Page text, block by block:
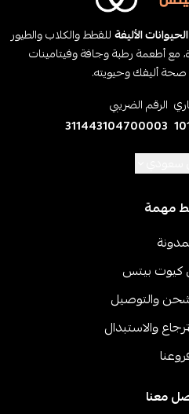
الأليفةللقطط والكلاب والطيور
مع أطعمة رطبة وجافة وفيتامينات
أليفك وحيويته.
الرقم الضريبي
311443104700003
مهمة
كيوت بيتس
والتوصيل
والاستبدال
معنا